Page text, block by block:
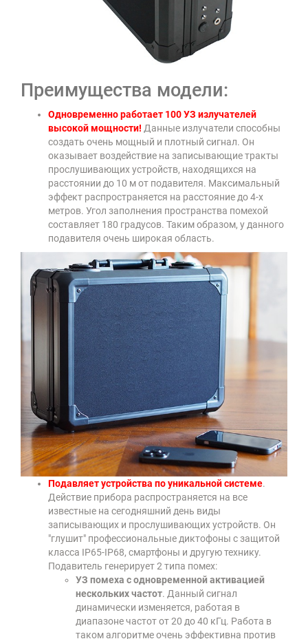
Преимущества модели:
Одновременно работает 100 УЗ излучателей
высокой мощности! Данные излучатели способны
создать очень мощный и плотный сигнал. Он
оказывает воздействие на записывающие тракты
прослушивающих устройств, находящихся на
расстоянии до 10 м от подавителя. Максимальный
эффект распространяется на расстояние до 4-х
метров. Угол заполнения пространства помехой
составляет 180 градусов. Таким образом, у данного
подавителя очень широкая область.
Подавляет устройства по уникальной системе.
Действие прибора распространяется на все
известные на сегодняшний день виды
записывающих и прослушивающих устройств. Он
"глушит" профессиональные диктофоны с защитой
класса IP65-IP68, смартфоны и другую технику.
Подавитель генерирует 2 типа помех:
УЗ помеха с одновременной активацией
нескольких частот. Данный сигнал
динамически изменяется, работая в
диапазоне частот от 20 до 40 кГц. Работа в
таком алгоритме очень эффективна против